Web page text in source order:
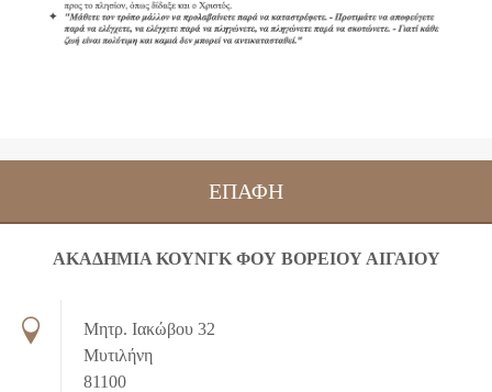
ΕΠΑΦΉ
ΑΚΑΔΗΜΙΑ ΚΟΥΝΓΚ ΦΟΥ ΒΟΡΕΙΟΥ ΑΙΓΑΙΟΥ
Μητρ. Ιακώβου 32
Μυτιλήνη
81100